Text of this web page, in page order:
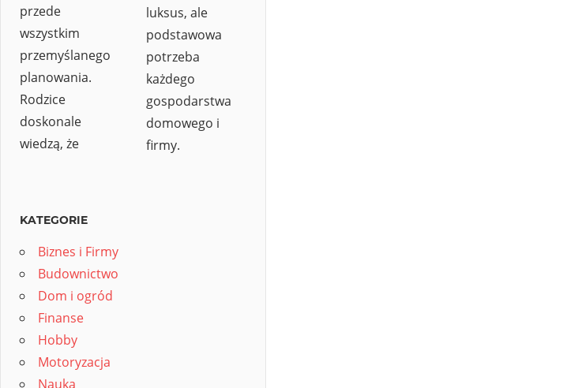
przede
wszystkim
przemyślanego
planowania.
Rodzice
doskonale
wiedzą, że
luksus, ale
podstawowa
potrzeba
każdego
gospodarstwa
domowego i
firmy.
KATEGORIE
Biznes i Firmy
Budownictwo
Dom i ogród
Finanse
Hobby
Motoryzacja
Nauka